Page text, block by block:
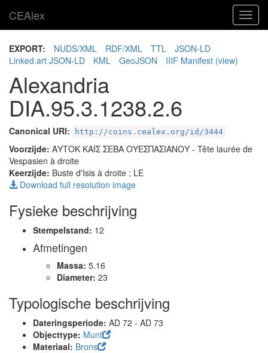
CEAlex
EXPORT: NUDS/XML RDF/XML TTL
JSON-LD
Linked.art JSON-LD
KML GeoJSON IIIF Manifest (view)
Alexandria
DIA.95.3.1238.2.6
Canonical URI: http://coins.cealex.org/id/3444
Voorzijde: ΑΥΤΟΚ ΚΑΙΣ ΣΕΒΑ ΟΥΕΣΠΑΣΙΑΝΟΥ - Tête laurée de
Vespasien à droite
Keerzijde: Buste d'Isis à droite ; LE
Download full resolution image
Fysieke beschrijving
Stempelstand: 12
Afmetingen
Massa: 5.16
Diameter: 23
Typologische beschrijving
Dateringsperiode: AD 72 - AD 73
Objecttype: Munt
Materiaal: Brons